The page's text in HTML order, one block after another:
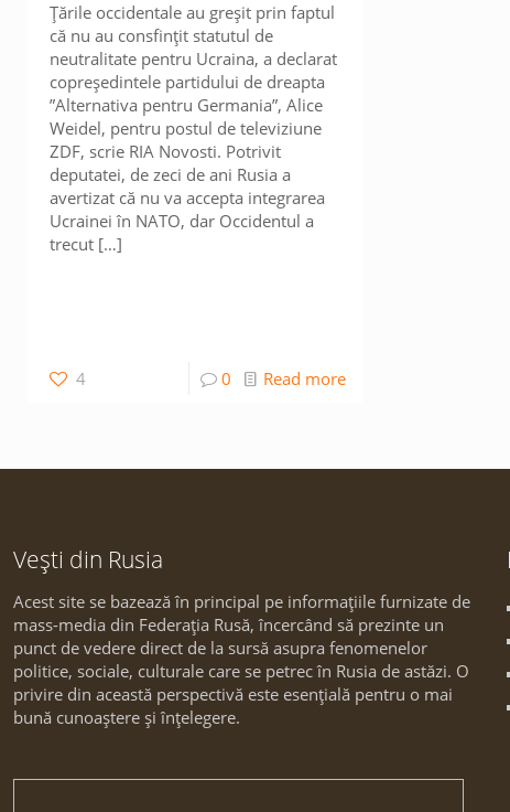
Țările occidentale au greșit prin faptul
că nu au consfințit statutul de
neutralitate pentru Ucraina, a declarat
copreședintele partidului de dreapta
”Alternativa pentru Germania”, Alice
Weidel, pentru postul de televiziune
ZDF, scrie RIA Novosti. Potrivit
deputatei, de zeci de ani Rusia a
avertizat că nu va accepta integrarea
Ucrainei în NATO, dar Occidentul a
trecut […]
4 0 Read more
Vești din Rusia
Acest site se bazează în principal pe informațiile furnizate de
mass-media din Federația Rusă, încercând să prezinte un
punct de vedere direct de la sursă asupra fenomenelor
politice, sociale, culturale care se petrec în Rusia de astăzi. O
privire din această perspectivă este esențială pentru o mai
bună cunoaștere și înțelegere.